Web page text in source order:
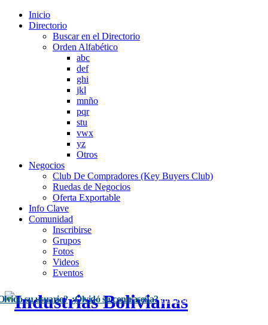
Inicio
Directorio
Buscar en el Directorio
Orden Alfabético
abc
def
ghi
jkl
mnño
pqr
stu
vwx
yz
Otros
Negocios
Club De Compradores (Key Buyers Club)
Ruedas de Negocios
Oferta Exportable
Info Clave
Comunidad
Inscribirse
Grupos
Fotos
Videos
Eventos
su usuario? ¿Olvidó su contraseña? Inscríbase Aquí